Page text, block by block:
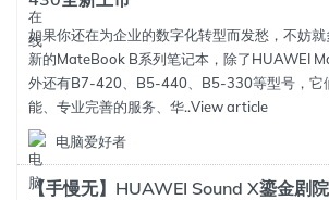
如果你还在为企业的数字化转型而发愁，不妨
新的MateBook B系列笔记本，除了HUAWEI
外还有B7-420、B5-440、B5-330等型号，它
能、专业完善的服务、华..View article
电脑爱好者
【手慢无】HUAWEI Sound X鎏金剧